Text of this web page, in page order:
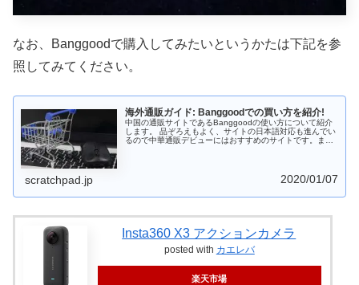
なお、Banggoodで購入してみたいというかたは下記を参
照してみてください。
海外通販ガイド: Banggoodでの買い方を紹介!
中国の通販サイトであるBanggoodの使い方について紹介
します。 品ぞろえもよく、サイトの日本語対応も進んでい
るので中華通販デビューにはおすすめのサイトです。また
scratchpad.jp 2020/01/07
Insta360 X3 アクションカメラ
posted with カエレバ
楽天市場